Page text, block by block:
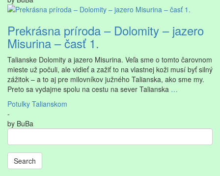
Prekrásna príroda – Dolomity – jazero
Misurina – časť 1.
Talianske Dolomity a jazero Misurina. Veľa sme o tomto čarovnom
mieste už počuli, ale vidieť a zažiť to na vlastnej koži musí byť silný
zážitok – a to aj pre milovníkov južného Talianska, ako sme my.
Preto sa vydajme spolu na cestu na sever Talianska …
Potulky Talianskom
-
by BuBa
Search